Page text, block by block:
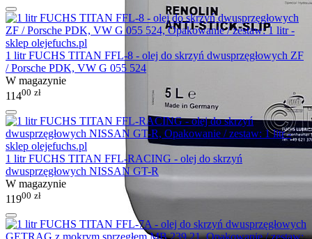
1 litr FUCHS TITAN FFL-8 - olej do skrzyń dwusprzęgłowych ZF
/ Porsche PDK, VW G 055 524
W magazynie
11400 zł
1 litr FUCHS TITAN FFL-RACING - olej do skrzyń
dwusprzęgłowych NISSAN GT-R
W magazynie
11900 zł